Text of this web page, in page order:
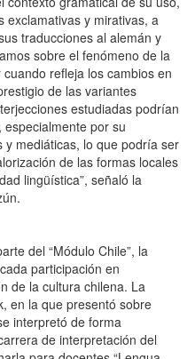
exclamativas y mirativas, a
traducciones al alemán y
sobre el fenómeno de la
refleja los cambios en
de las variantes
estudiadas podrían
por su
mediáticas, lo que podría ser
de las formas locales
lingüística”, señaló la
del “Módulo Chile”, la
participación en
de la cultura chilena. La
en la que presentó sobre
interpretó de forma
de interpretación del